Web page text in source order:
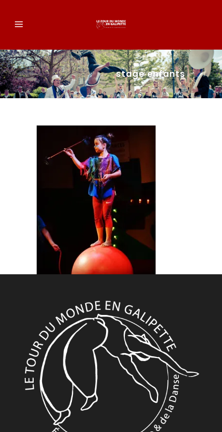
stage enfants